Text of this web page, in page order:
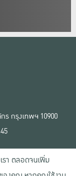
ร กรุงเทพฯ 10900
รา ตลอดจนเพิ่ม